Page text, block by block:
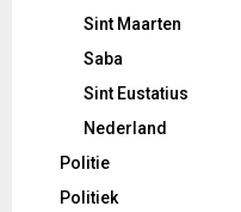
Sint Maarten
Saba
Sint Eustatius
Nederland
Politie
Politiek